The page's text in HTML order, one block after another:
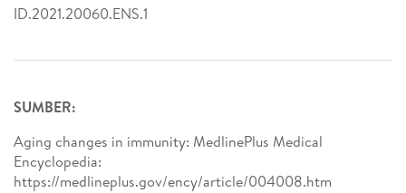
ID.2021.20060.ENS.1
SUMBER:
Aging changes in immunity: MedlinePlus Medical
Encyclopedia:
https://medlineplus.gov/ency/article/004008.htm